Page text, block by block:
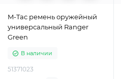
M-Tac ремень оружейный
универсальный Ranger
Green
В наличии
51371023